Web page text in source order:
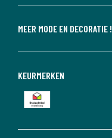
MEER MODE EN DECORATIE !
KEURMERKEN